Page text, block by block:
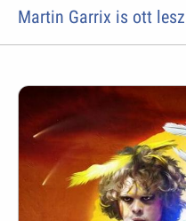
Martin Garrix is ott